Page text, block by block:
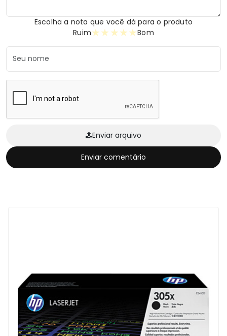
Escolha a nota que você dá para o produto
Ruim
★
★
★
★
★ Bom
Enviar arquivo
Enviar comentário